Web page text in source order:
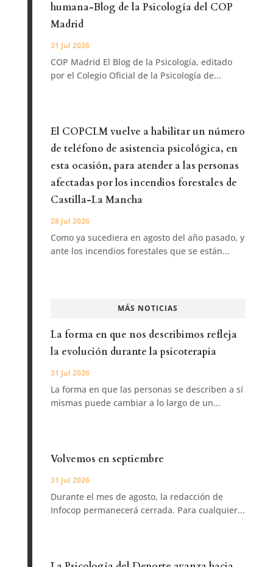
humana-Blog de la Psicología del COP
Madrid
31 Jul 2026
COP Madrid El Blog de la Psicología, editado
por el Colegio Oficial de la Psicología de...
El COPCLM vuelve a habilitar un número
de teléfono de asistencia psicológica, en
esta ocasión, para atender a las personas
afectadas por los incendios forestales de
Castilla-La Mancha
28 Jul 2026
Como ya sucediera en agosto del año pasado, y
ante los incendios forestales que se están...
MÁS NOTICIAS
La forma en que nos describimos refleja
la evolución durante la psicoterapia
31 Jul 2026
La forma en que las personas se describen a sí
mismas puede cambiar a lo largo de un...
Volvemos en septiembre
31 Jul 2026
Durante el mes de agosto, la redacción de
Infocop permanecerá cerrada. Para cualquier...